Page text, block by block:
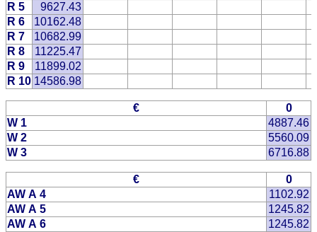
R 5
9627.43
R 6
10162.48
R 7
10682.99
R 8
11225.47
R 9
11899.02
R 10 14586.98
€
0
W 1
4887.46
W 2
5560.09
W 3
6716.88
€
0
AW A 4
1102.92
AW A 5
1245.82
AW A 6
1245.82